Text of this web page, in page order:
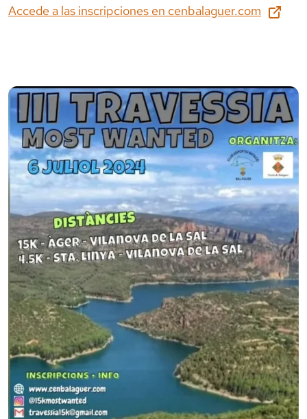
Accede a las inscripciones en cenbalaguer.com